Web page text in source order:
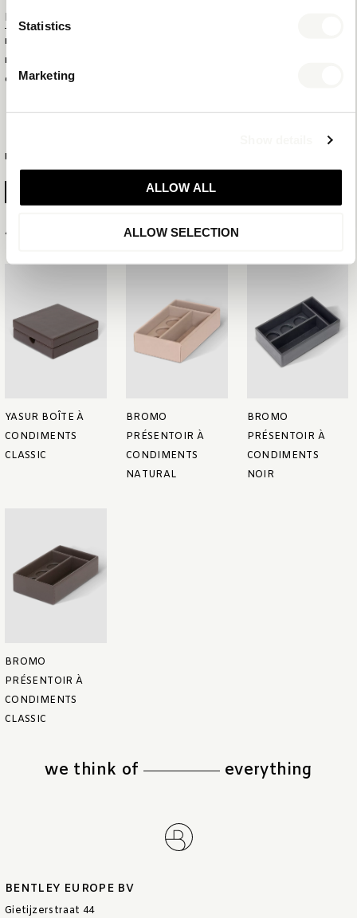
Statistics
Marketing
ALLOW ALL
ALLOW SELECTION
Numéros de produit
ID DU PRODUIT
EAN
COLLECTION
PLUS D'INFORMATION
GÉNÉRER LA FICHE PRODUIT
Articles associés
YASUR BOÎTE À
CONDIMENTS
CLASSIC
BROMO
PRÉSENTOIR À
CONDIMENTS
NATURAL
BROMO
PRÉSENTOIR À
CONDIMENTS
NOIR
BROMO
PRÉSENTOIR À
CONDIMENTS
CLASSIC
we think of everything
BENTLEY EUROPE BV
Gietijzerstraat 44